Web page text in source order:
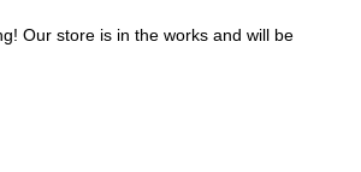
Our store is in the works and will be